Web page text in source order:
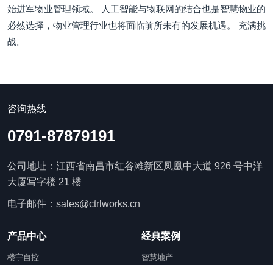
始进军物业管理领域。 人工智能与物联网的结合也是智慧物业的
必然选择，物业管理行业也将面临前所未有的发展机遇。 充满挑
战。
咨询热线
0791-87879191
公司地址：江西省南昌市红谷滩新区凤凰中大道 926 号中洋
大厦写字楼 21 楼
电子邮件：sales@ctrlworks.cn
产品中心
楼宇自控
经典案例
智慧地产